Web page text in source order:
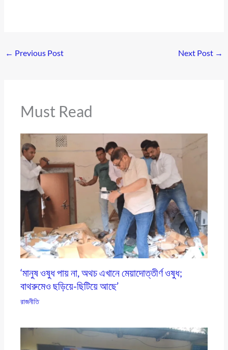
← Previous Post Next Post →
Must Read
‘মানুষ ওষুধ পায় না, অথচ এখানে মেয়াদোত্তীর্ণ ওষুধ;
বাথরুমেও ছড়িয়ে-ছিটিয়ে আছে’
রাজনীতি